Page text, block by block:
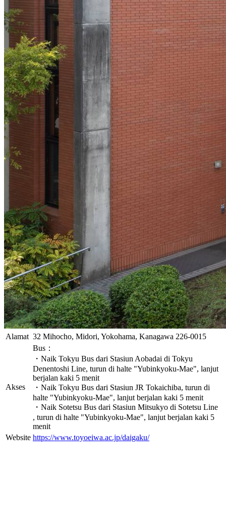
Alamat 32 Mihocho, Midori, Yokohama, Kanagawa 226-0015
Akses
Bus：
・Naik Tokyu Bus dari Stasiun Aobadai di Tokyu
Denentoshi Line, turun di halte "Yubinkyoku-Mae", lanjut
berjalan kaki 5 menit
・Naik Tokyu Bus dari Stasiun JR Tokaichiba, turun di
halte "Yubinkyoku-Mae", lanjut berjalan kaki 5 menit
・Naik Sotetsu Bus dari Stasiun Mitsukyo di Sotetsu Line
, turun di halte "Yubinkyoku-Mae", lanjut berjalan kaki 5
menit
Website https://www.toyoeiwa.ac.jp/daigaku/